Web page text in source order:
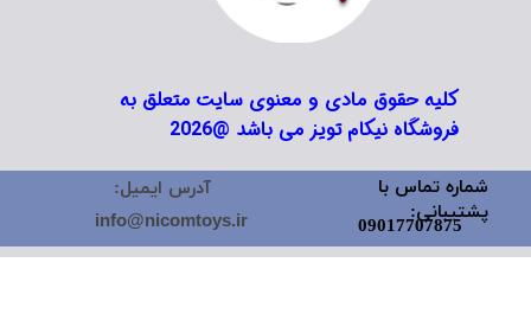
کلیه حقوق مادی و معنوی سایت متعلق به
فروشگاه نیکام تویز می باشد @2026
شماره تماس با
پشتیبانی:
09017707875
آدرس ایمیل:
info@nicomtoys.ir